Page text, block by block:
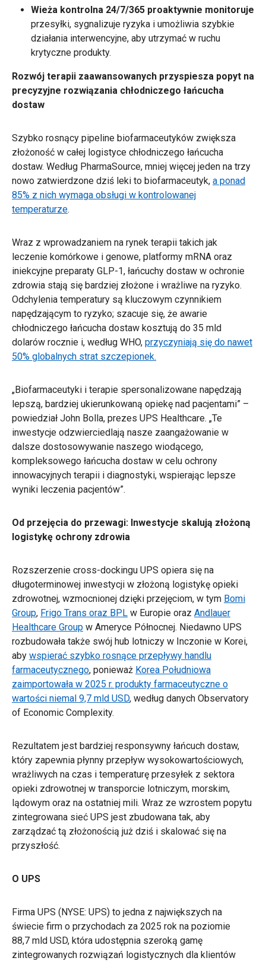
Wieża kontrolna 24/7/365 proaktywnie monitoruje
przesyłki, sygnalizuje ryzyka i umożliwia szybkie
działania interwencyjne, aby utrzymać w ruchu
krytyczne produkty.
Rozwój terapii zaawansowanych przyspiesza popyt na
precyzyjne rozwiązania chłodniczego łańcucha
dostaw
Szybko rosnący pipeline biofarmaceutyków zwiększa
złożoność w całej logistyce chłodniczego łańcucha
dostaw. Według PharmaSource, mniej więcej jeden na trzy
nowo zatwierdzone dziś leki to biofarmaceutyk, a ponad
85% z nich wymaga obsługi w kontrolowanej
temperaturze.
Wraz z wprowadzaniem na rynek terapii takich jak
leczenie komórkowe i genowe, platformy mRNA oraz
iniekcyjne preparaty GLP-1, łańcuchy dostaw w ochronie
zdrowia stają się bardziej złożone i wrażliwe na ryzyko.
Odchylenia temperatury są kluczowym czynnikiem
napędzającym to ryzyko; szacuje się, że awarie
chłodniczego łańcucha dostaw kosztują do 35 mld
dolarów rocznie i, według WHO, przyczyniają się do nawet
50% globalnych strat szczepionek.
„Biofarmaceutyki i terapie spersonalizowane napędzają
lepszą, bardziej ukierunkowaną opiekę nad pacjentami” –
powiedział John Bolla, prezes UPS Healthcare. „Te
inwestycje odzwierciedlają nasze zaangażowanie w
dalsze dostosowywanie naszego wiodącego,
kompleksowego łańcucha dostaw w celu ochrony
innowacyjnych terapii i diagnostyki, wspierając lepsze
wyniki leczenia pacjentów”.
Od przejęcia do przewagi: Inwestycje skalują złożoną
logistykę ochrony zdrowia
Rozszerzenie cross-dockingu UPS opiera się na
długoterminowej inwestycji w złożoną logistykę opieki
zdrowotnej, wzmocnionej dzięki przejęciom, w tym Bomi
Group, Frigo Trans oraz BPL w Europie oraz Andlauer
Healthcare Group w Ameryce Północnej. Niedawno UPS
rozbudowała także swój hub lotniczy w Inczonie w Korei,
aby wspierać szybko rosnące przepływy handlu
farmaceutycznego, ponieważ Korea Południowa
zaimportowała w 2025 r. produkty farmaceutyczne o
wartości niemal 9,7 mld USD, według danych Observatory
of Economic Complexity.
Rezultatem jest bardziej responsywny łańcuch dostaw,
który zapewnia płynny przepływ wysokowartościowych,
wrażliwych na czas i temperaturę przesyłek z sektora
opieki zdrowotnej w transporcie lotniczym, morskim,
lądowym oraz na ostatniej mili. Wraz ze wzrostem popytu
zintegrowana sieć UPS jest zbudowana tak, aby
zarządzać tą złożonością już dziś i skalować się na
przyszłość.
O UPS
Firma UPS (NYSE: UPS) to jedna z największych na
świecie firm o przychodach za 2025 rok na poziomie
88,7 mld USD, która udostępnia szeroką gamę
zintegrowanych rozwiązań logistycznych dla klientów